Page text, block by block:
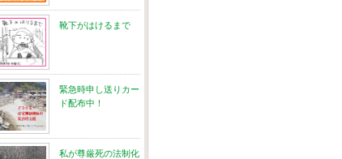
靴下がはけるまで
緊急時申し送りカー
ド配布中！
私が尊厳死の法制化